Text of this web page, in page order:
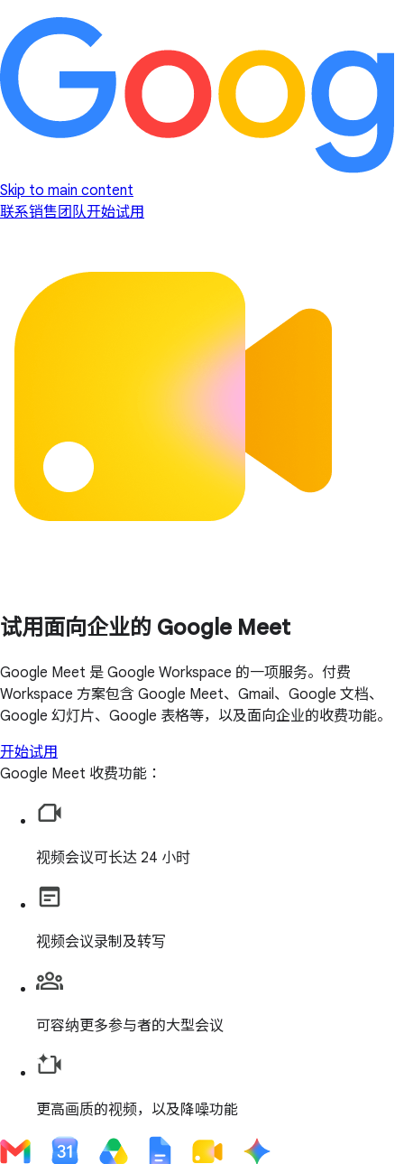
Skip to main content
联系销售团队开始试用
试用面向企业的 Google Meet
Google Meet 是 Google Workspace 的一项服务。付费
Workspace 方案包含 Google Meet、Gmail、Google 文档、
Google 幻灯片、Google 表格等，以及面向企业的收费功能。
开始试用
Google Meet 收费功能：
视频会议可长达 24 小时
视频会议录制及转写
可容纳更多参与者的大型会议
更高画质的视频，以及降噪功能